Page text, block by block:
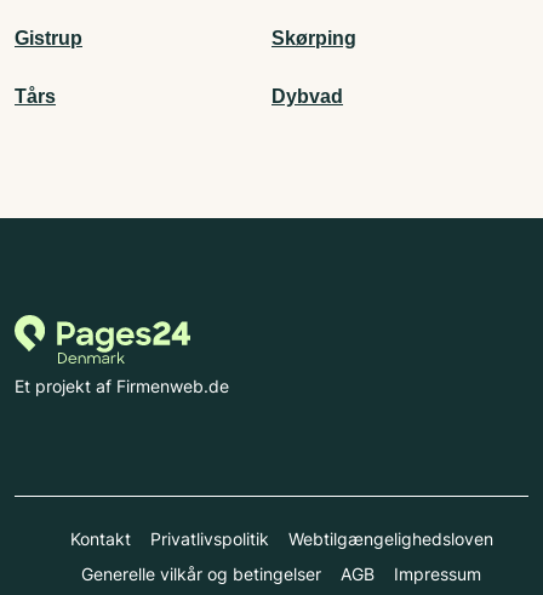
Gistrup Skørping
Tårs Dybvad
Et projekt af Firmenweb.de
Kontakt Privatlivspolitik
Webtilgængelighedsloven
Generelle vilkår og betingelser
AGB Impressum